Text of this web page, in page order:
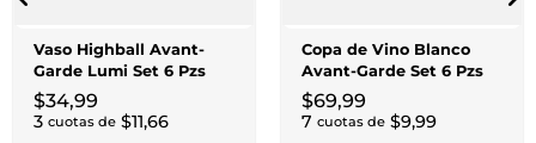
Vaso Highball Avant-
Garde Lumi Set 6 Pzs
$34,99
3 cuotas de $11,66
Copa de Vino Blanco
Avant-Garde Set 6 Pzs
$69,99
7 cuotas de $9,99